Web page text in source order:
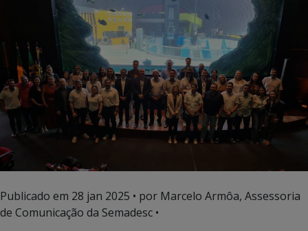
Publicado em 28 jan 2025 • por Marcelo Armôa, Assessoria
de Comunicação da Semadesc •